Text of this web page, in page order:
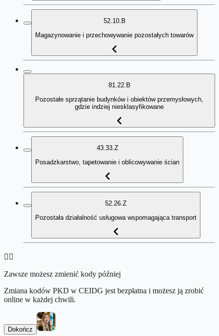
52.10.B
Magazynowanie i przechowywanie pozostałych towarów
81.22.B
Pozostałe sprzątanie budynków i obiektów przemysłowych,
gdzie indziej niesklasyfikowane
43.33.Z
Posadzkarstwo, tapetowanie i oblicowywanie ścian
52.26.Z
Pozostała działalność usługowa wspomagająca transport
👉🏻
Zawsze możesz zmienić kody później
Zmiana kodów PKD w CEIDG jest bezpłatna i możesz ją zrobić
online w każdej chwili.
Dokończ